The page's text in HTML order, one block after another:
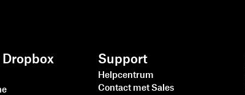
Dropbox
Support
Helpcentrum
Contact met Sales